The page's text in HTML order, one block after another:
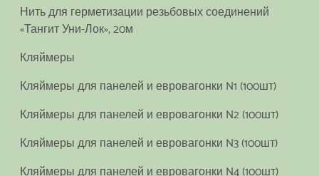
Нить для герметизации резьбовых соединений
«Тангит Уни-Лок», 20м
Кляймеры
Кляймеры для панелей и евровагонки N1 (100шт)
Кляймеры для панелей и евровагонки N2 (100шт)
Кляймеры для панелей и евровагонки N3 (100шт)
Кляймеры для панелей и евровагонки N4 (100шт)